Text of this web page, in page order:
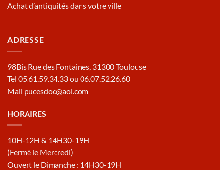
Achat d’antiquités dans votre ville
ADRESSE
98Bis Rue des Fontaines, 31300 Toulouse
Tel 05.61.59.34.33 ou 06.07.52.26.60
Mail pucesdoc@aol.com
HORAIRES
10H-12H & 14H30-19H
(Fermé le Mercredi)
Ouvert le Dimanche : 14H30-19H